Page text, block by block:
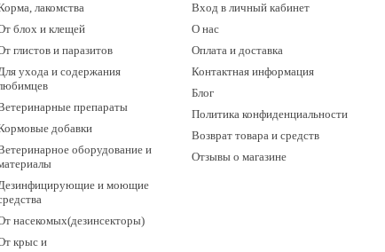
лакомства
блох и клещей
глистов и паразитов
ухода и содержания
препараты
добавки
оборудование и
и моющие
насекомых(дезинсекторы)
крыс и
Вход в личный кабинет
О нас
Оплата и доставка
Контактная информация
Блог
Политика конфиденциальности
Возврат товара и средств
Отзывы о магазине